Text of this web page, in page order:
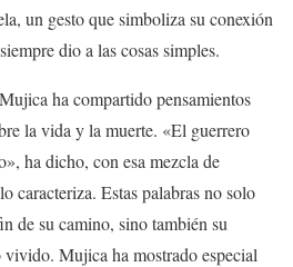
un gesto que simboliza su conexión
dio a las cosas simples.
ha compartido pensamientos
la vida y la muerte. «El guerrero
ha dicho, con esa mezcla de
caracteriza. Estas palabras no solo
de su camino, sino también su
Mujica ha mostrado especial